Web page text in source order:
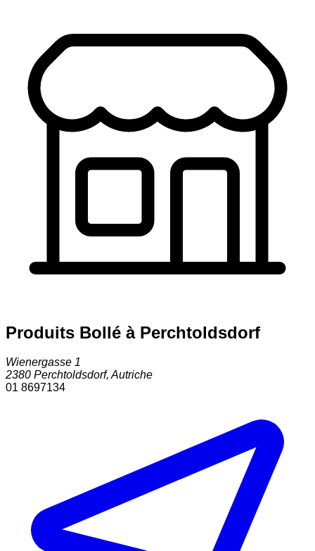
Produits Bollé à Perchtoldsdorf
Wienergasse 1
2380 Perchtoldsdorf,Autriche
01 8697134